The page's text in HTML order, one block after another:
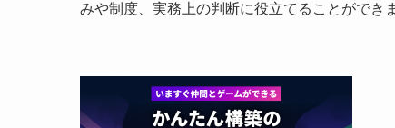
みや制度、実務上の判断に役立てることができ